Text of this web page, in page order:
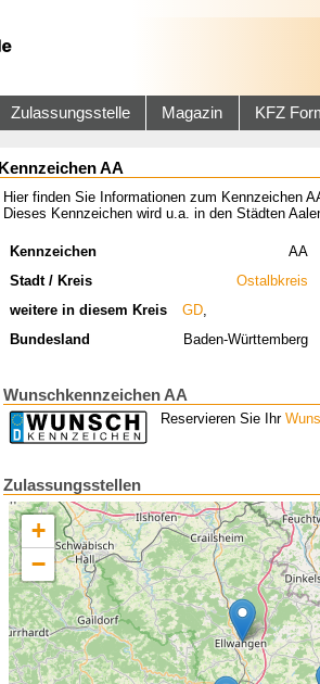
Zulassungsstelle Magazin KFZ
Kennzeichen AA
Hier finden Sie Informationen zum Kennzeichen
Dieses Kennzeichen wird u.a. in den Städten
Kennzeichen AA
Stadt / Kreis
Ostalbkreis
weitere in diesem Kreis
GD
Bundesland
Baden-Württemberg
Wunschkennzeichen AA
Reservieren Sie Ihr
Zulassungsstellen
+
−